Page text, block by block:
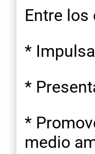
Entre los
*
*
*
medio